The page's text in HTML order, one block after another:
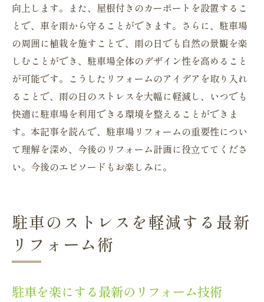
向上します。また、屋根付きのカーポートを設置するこ
とで、車を雨から守ることができます。さらに、駐車場
の周囲に植栽を施すことで、雨の日でも自然の景観を楽
しむことができ、駐車場全体のデザイン性を高めること
が可能です。こうしたリフォームのアイデアを取り入れ
ることで、雨の日のストレスを大幅に軽減し、いつでも
快適に駐車場を利用できる環境を整えることができま
す。本記事を読んで、駐車場リフォームの重要性につい
て理解を深め、今後のリフォーム計画に役立ててくださ
い。今後のエピソードもお楽しみに。
駐車のストレスを軽減する最新
リフォーム術
駐車を楽にする最新のリフォーム技術